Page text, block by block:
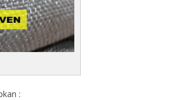
: